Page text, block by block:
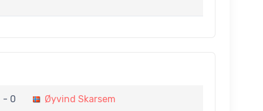
- 0 Øyvind Skarsem